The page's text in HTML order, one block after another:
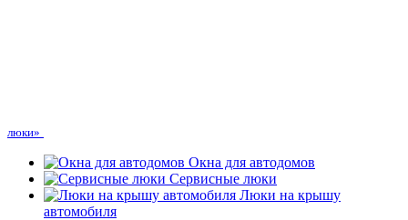
люки»
Окна для автодомов
Сервисные люки
Люки на крышу
автомобиля